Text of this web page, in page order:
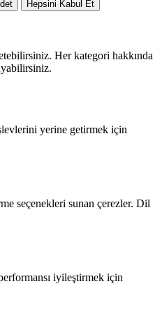
Hepsini Kabul Et
Her kategori hakkında
yerine getirmek için
seçenekleri sunan çerezler. Dil
iyileştirmek için